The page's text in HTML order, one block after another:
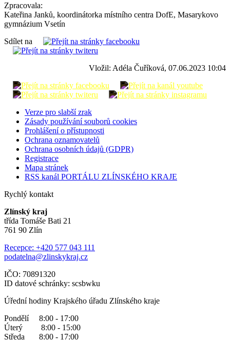
Zpracovala:
Kateřina Janků, koordinátorka místního centra DofE, Masarykovo
gymnázium Vsetín
Sdílet na
Vložil: Adéla Čuříková, 07.06.2023 10:04
Verze pro slabší zrak
Zásady používání souborů cookies
Prohlášení o přístupnosti
Ochrana oznamovatelů
Ochrana osobních údajů (GDPR)
Registrace
Mapa stránek
RSS kanál PORTÁLU ZLÍNSKÉHO KRAJE
Rychlý kontakt
Zlínský kraj
třída Tomáše Bati 21
761 90 Zlín
Recepce: +420 577 043 111
podatelna@zlinskykraj.cz
IČO: 70891320
ID datové schránky: scsbwku
Úřední hodiny Krajského úřadu Zlínského kraje
Pondělí 8:00 - 17:00
Úterý 8:00 - 15:00
Středa 8:00 - 17:00